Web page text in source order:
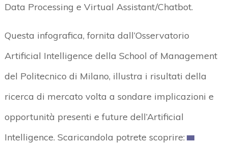
Data Processing e Virtual Assistant/Chatbot.
Questa infografica, fornita dall’Osservatorio
Artificial Intelligence della School of Management
del Politecnico di Milano, illustra i risultati della
ricerca di mercato volta a sondare implicazioni e
opportunità presenti e future dell’Artificial
Intelligence. Scaricandola potrete scoprire: